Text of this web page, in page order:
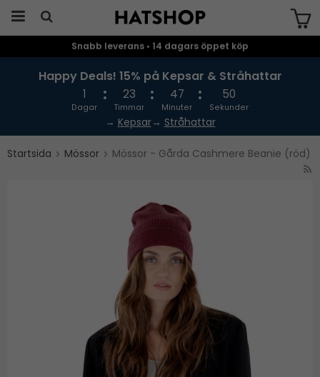
Snabb leverans • 14 dagars öppet köp
Happy Deals! 15% på Kepsar & Stråhattar
1
Dagar
23
Timmar
47
Minuter
50
Sekunder
→ Kepsar→ Stråhattar
Startsida Mössor Mössor - Gårda Cashmere Beanie (röd)